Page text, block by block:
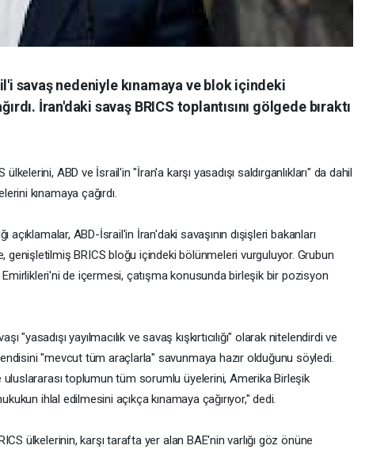
savaş nedeniyle kınamaya ve blok içindeki
İran'daki savaş BRICS toplantısını gölgede bıraktı
ABD ve İsrail'in "İran'a karşı yasadışı saldırganlıkları" da dahil
kınamaya çağırdı.
açıklamalar, ABD-İsrail'in İran'daki savaşının dışişleri bakanları
genişletilmiş BRICS bloğu içindeki bölünmeleri vurguluyor. Grubun
de içermesi, çatışma konusunda birleşik bir pozisyon
"yasadışı yayılmacılık ve savaş kışkırtıcılığı" olarak nitelendirdi ve
"mevcut tüm araçlarla" savunmaya hazır olduğunu söyledi.
uluslararası toplumun tüm sorumlu üyelerini, Amerika Birleşik
ihlal edilmesini açıkça kınamaya çağırıyor," dedi.
ülkelerinin, karşı tarafta yer alan BAE'nin varlığı göz önüne